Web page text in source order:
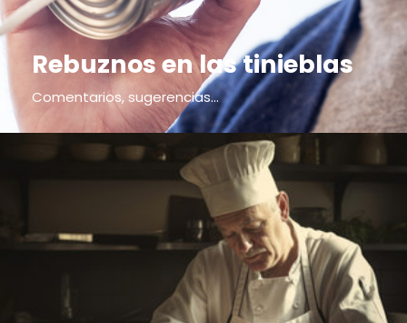
Rebuznos en las tinieblas
Comentarios, sugerencias...